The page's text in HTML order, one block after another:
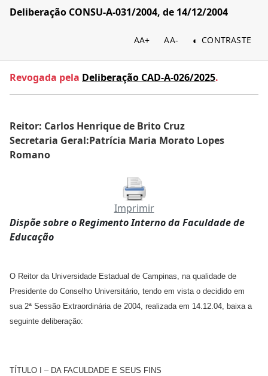
Deliberação CONSU-A-031/2004, de 14/12/2004
AA+ AA- CONTRASTE
Revogada pela Deliberação CAD-A-026/2025.
Reitor: Carlos Henrique de Brito Cruz
Secretaria Geral:Patrícia Maria Morato Lopes
Romano
Imprimir
Dispõe sobre o Regimento Interno da Faculdade de
Educação
O Reitor da Universidade Estadual de Campinas, na qualidade de
Presidente do Conselho Universitário, tendo em vista o decidido em
sua 2ª Sessão Extraordinária de 2004, realizada em 14.12.04, baixa a
seguinte deliberação:
TÍTULO I – DA FACULDADE E SEUS FINS